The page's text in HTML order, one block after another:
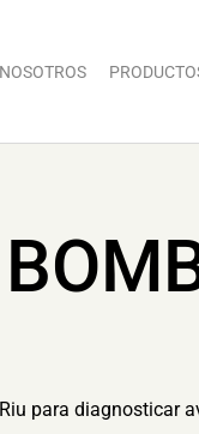
NOSOTROS
para diagnosticar